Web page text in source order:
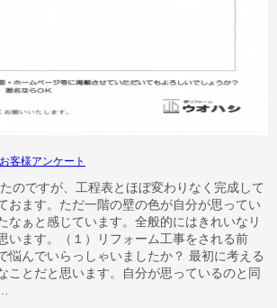
お客様アンケート
のですが、工程表とほぼ変わりなく完成して
おます。ただ一階の壁の色が自分が思ってい
なぁと感じています。全般的にはきれいなリ
います。（１）リフォーム工事をされる前
悩んでいらっしゃいましたか？ 最初に考える
ことだと思います。自分が思っているのと同